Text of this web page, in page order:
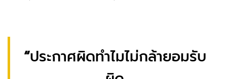
“ประกาศผิดทำไมไม่กล้ายอมรับ